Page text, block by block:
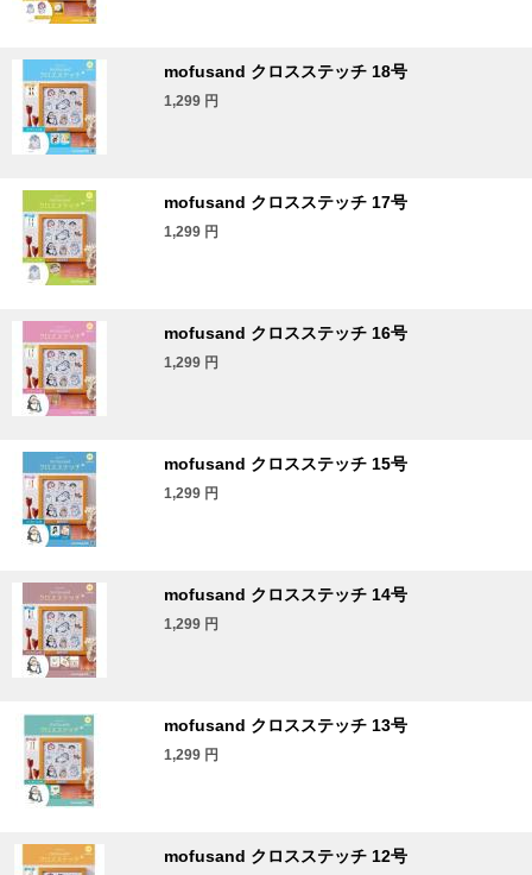
mofusand クロスステッチ 18号
1,299 円
mofusand クロスステッチ 17号
1,299 円
mofusand クロスステッチ 16号
1,299 円
mofusand クロスステッチ 15号
1,299 円
mofusand クロスステッチ 14号
1,299 円
mofusand クロスステッチ 13号
1,299 円
mofusand クロスステッチ 12号